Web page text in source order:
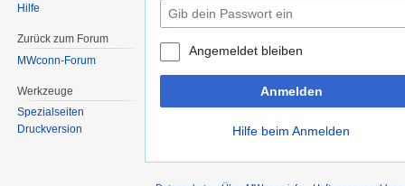
Angemeldet bleiben
Anmelden
Hilfe beim Anmelden
Hilfe
Zurück zum Forum
MWconn-Forum
Werkzeuge
Spezialseiten
Druckversion